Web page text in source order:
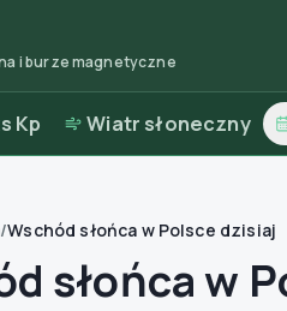
i burze magnetyczne
Kp Wiatr słoneczny
/Wschód słońca w Polsce dzisiaj
słońca w